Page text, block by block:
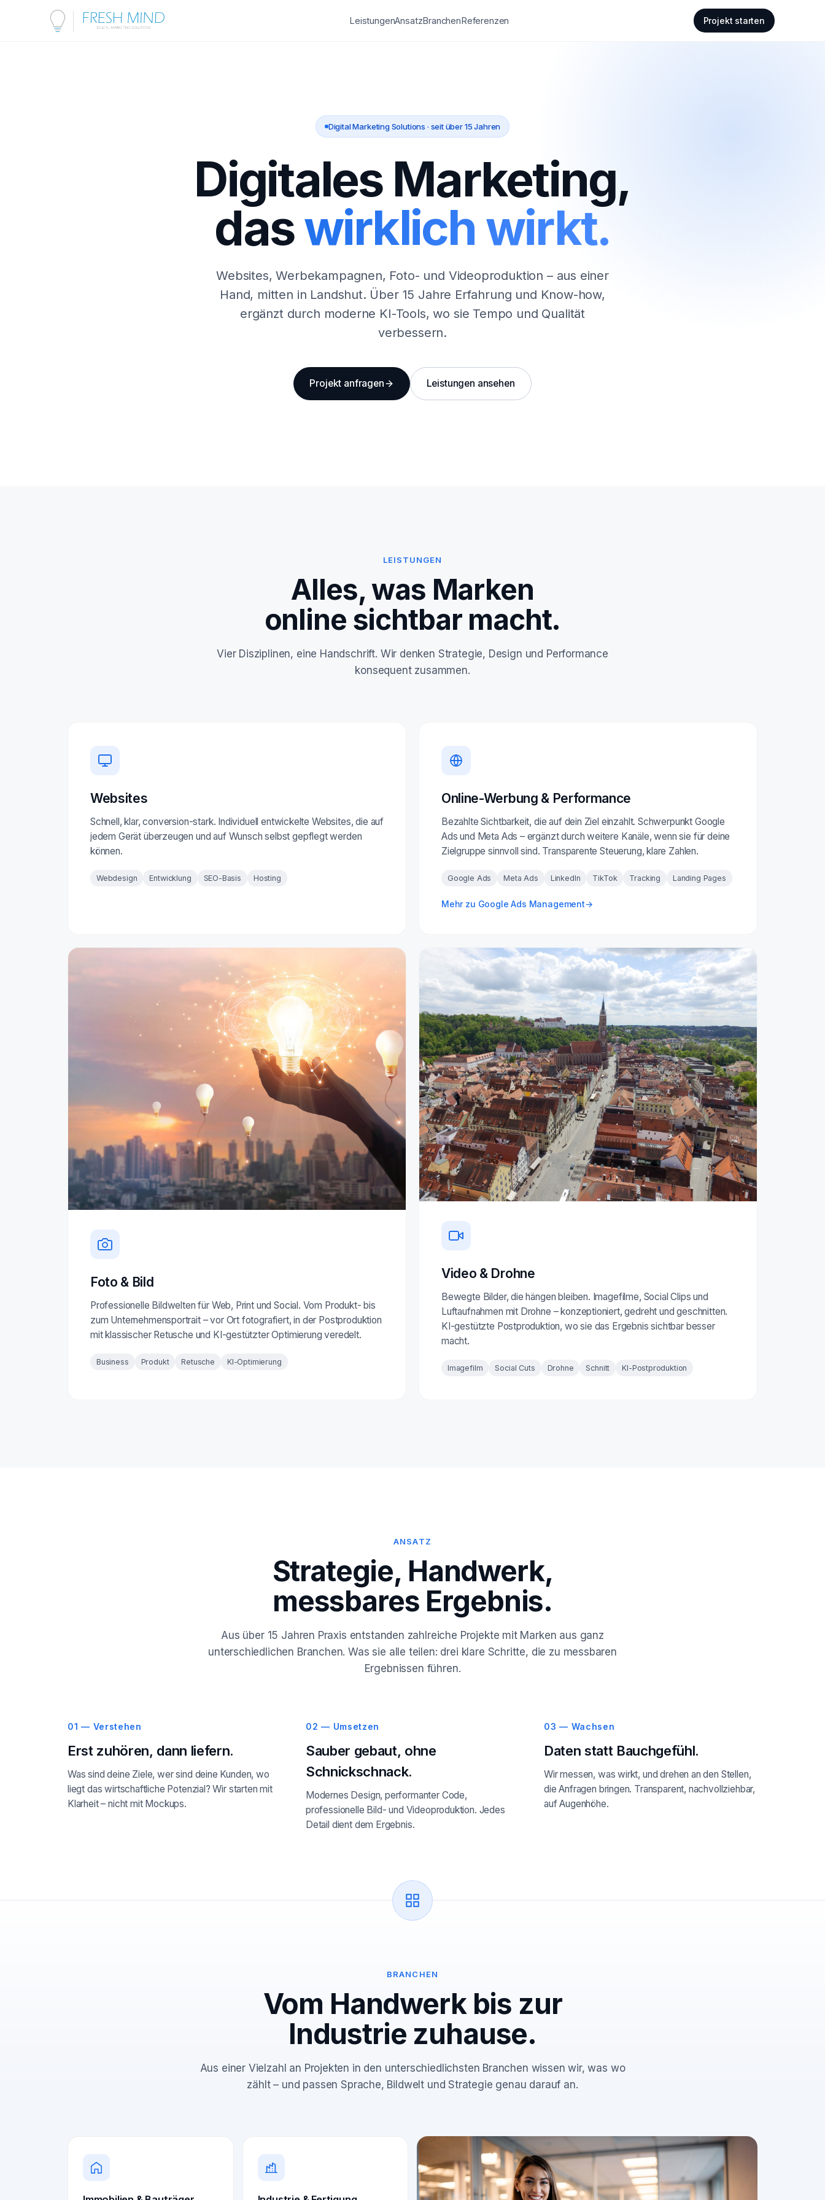
LeistungenAnsatzBranchenReferenzen Projekt starten
Digital Marketing Solutions · seit über 15 Jahren
Digitales Marketing,
daswirklich wirkt.
Websites, Werbekampagnen, Foto- und Videoproduktion – aus einer
Hand, mitten in Landshut. Über 15 Jahre Erfahrung und Know-how,
ergänzt durch moderne KI-Tools, wo sie Tempo und Qualität
verbessern.
Projekt anfragen Leistungen ansehen
LEISTUNGEN
Alles, was Marken
online sichtbar macht.
Vier Disziplinen, eine Handschrift. Wir denken Strategie, Design und Performance
konsequent zusammen.
Websites
Schnell, klar, conversion-stark. Individuell entwickelte Websites, die auf
jedem Gerät überzeugen und auf Wunsch selbst gepflegt werden
können.
Webdesign Entwicklung SEO-Basis Hosting
Online-Werbung & Performance
Bezahlte Sichtbarkeit, die auf dein Ziel einzahlt. Schwerpunkt Google
Ads und Meta Ads – ergänzt durch weitere Kanäle, wenn sie für deine
Zielgruppe sinnvoll sind. Transparente Steuerung, klare Zahlen.
Google Ads Meta Ads LinkedIn TikTok Tracking Landing Pages
Mehr zu Google Ads Management→
Foto & Bild
Professionelle Bildwelten für Web, Print und Social. Vom Produkt- bis
zum Unternehmensportrait – vor Ort fotografiert, in der Postproduktion
mit klassischer Retusche und KI-gestützter Optimierung veredelt.
Business Produkt Retusche KI-Optimierung
Video & Drohne
Bewegte Bilder, die hängen bleiben. Imagefilme, Social Clips und
Luftaufnahmen mit Drohne – konzeptioniert, gedreht und geschnitten.
KI-gestützte Postproduktion, wo sie das Ergebnis sichtbar besser
macht.
Imagefilm Social Cuts Drohne Schnitt KI-Postproduktion
ANSATZ
Strategie, Handwerk,
messbares Ergebnis.
Aus über 15 Jahren Praxis entstanden zahlreiche Projekte mit Marken aus ganz
unterschiedlichen Branchen. Was sie alle teilen: drei klare Schritte, die zu messbaren
Ergebnissen führen.
01 — Verstehen
Erst zuhören, dann liefern.
Was sind deine Ziele, wer sind deine Kunden, wo
liegt das wirtschaftliche Potenzial? Wir starten mit
Klarheit – nicht mit Mockups.
02 — Umsetzen
Sauber gebaut, ohne
Schnickschnack.
Modernes Design, performanter Code,
professionelle Bild- und Videoproduktion. Jedes
Detail dient dem Ergebnis.
03 — Wachsen
Daten statt Bauchgefühl.
Wir messen, was wirkt, und drehen an den Stellen,
die Anfragen bringen. Transparent, nachvollziehbar,
auf Augenhöhe.
BRANCHEN
Vom Handwerk bis zur
Industrie zuhause.
Aus einer Vielzahl an Projekten in den unterschiedlichsten Branchen wissen wir, was wo
zählt – und passen Sprache, Bildwelt und Strategie genau darauf an.